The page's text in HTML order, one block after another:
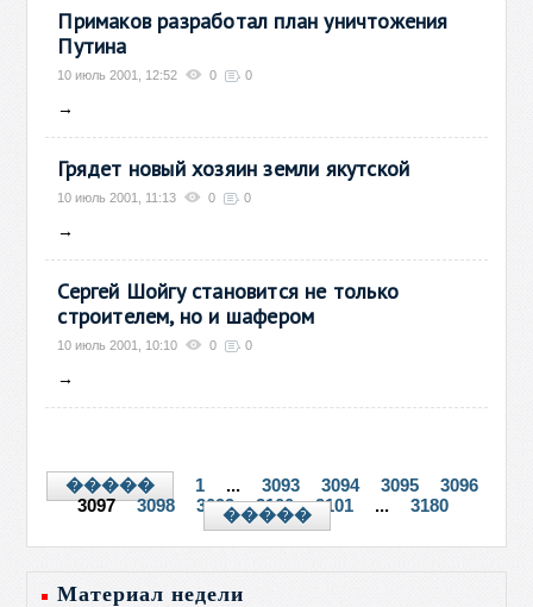
Примаков разработал план уничтожения
Путина
10 июль 2001, 12:52 0 0
→
Грядет новый хозяин земли якутской
10 июль 2001, 11:13 0 0
→
Сергей Шойгу становится не только
строителем, но и шафером
10 июль 2001, 10:10 0 0
→
����� 1 ... 3093 3094 3095
3096
3097
3098 3099 3100 3101 ... 3180
�����
Материал недели